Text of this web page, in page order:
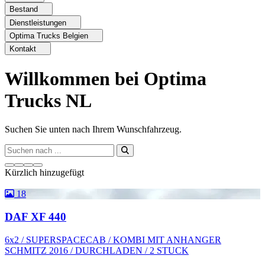
Bestand
Dienstleistungen
Optima Trucks Belgien
Kontakt
Willkommen bei Optima
Trucks NL
Suchen Sie unten nach Ihrem Wunschfahrzeug.
Kürzlich hinzugefügt
18
DAF XF 440
6x2 / SUPERSPACECAB / KOMBI MIT ANHANGER
SCHMITZ 2016 / DURCHLADEN / 2 STUCK